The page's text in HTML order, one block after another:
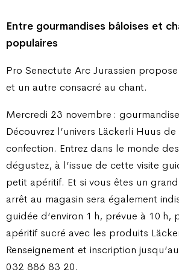
Entre gourmandises bâloises et
populaires
Pro Senectute Arc Jurassien
et un autre consacré au chant.
Mercredi 23 novembre :
Découvrez l’univers Läckerli Huus
confection. Entrez dans le monde
dégustez, à l’issue de cette visite
petit apéritif. Et si vous êtes un
arrêt au magasin sera également
guidée d’environ 1 h, prévue à 10 h,
apéritif sucré avec les produits
Renseignement et inscription
032 886 83 20.